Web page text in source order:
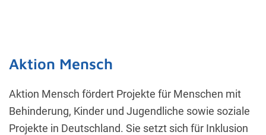
Aktion Mensch
Aktion Mensch fördert Projekte für Menschen mit
Behinderung, Kinder und Jugendliche sowie soziale
Projekte in Deutschland. Sie setzt sich für Inklusion